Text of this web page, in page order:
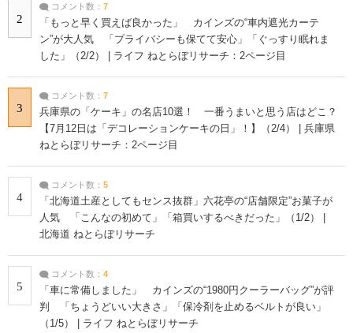
2
コメント数： 7
「もっと早く買えば良かった」 カインズの“車内遮光カーテ
ン”が大人気 「プライバシーも保てて安心」「ぐっすり眠れま
した」（2/2） | ライフ ねとらぼリサーチ：2ページ目
3
コメント数： 7
兵庫県の「ケーキ」の名店10選！ 一番うまいと思う店はどこ？
【7月12日は「デコレーションケーキの日」！】（2/4） | 兵庫県
ねとらぼリサーチ：2ページ目
4
コメント数： 5
「北海道土産としてもセンス抜群」六花亭の“店舗限定”お菓子が
人気 「こんなの初めて」「箱買いするべきだった」（1/2） |
北海道 ねとらぼリサーチ
5
コメント数： 4
「車に常備しました」 カインズの“1980円クーラーバッグ”が評
判 「ちょうどいい大きさ」「保冷剤を止めるベルトが良い」
（1/5） | ライフ ねとらぼリサーチ